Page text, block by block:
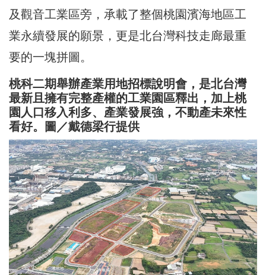
及觀音工業區旁，承載了整個桃園濱海地區工
業永續發展的願景，更是北台灣科技走廊最重
要的一塊拼圖。
桃科二期舉辦產業用地招標說明會，是北台灣
最新且擁有完整產權的工業園區釋出，加上桃
園人口移入利多、產業發展強，不動產未來性
看好。圖／戴德梁行提供